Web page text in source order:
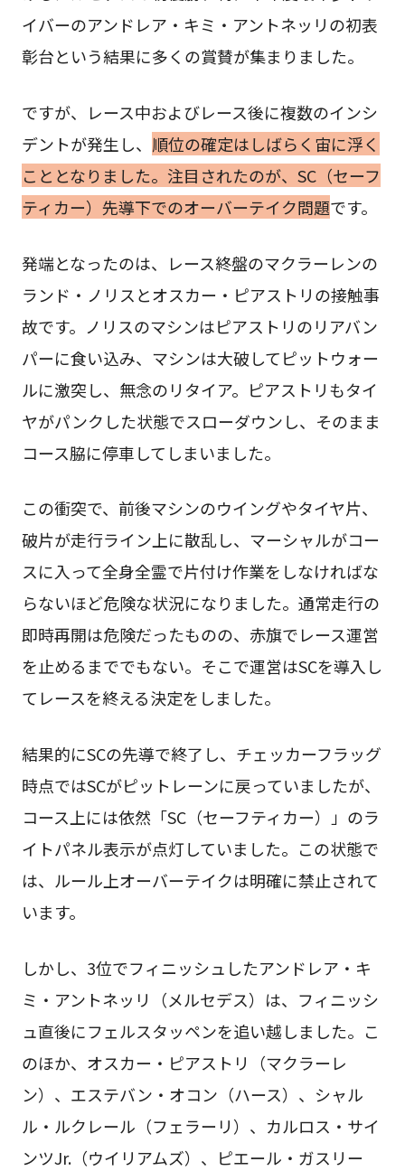
イバーのアンドレア・キミ・アントネッリの初表
彰台という結果に多くの賞賛が集まりました。
ですが、レース中およびレース後に複数のインシ
デントが発生し、 順位の確定はしばらく宙に浮く
こととなりました。注目されたのが、SC（セーフ
ティカー）先導下でのオーバーテイク問題です。
発端となったのは、レース終盤のマクラーレンの
ランド・ノリスとオスカー・ピアストリの接触事
故です。ノリスのマシンはピアストリのリアバン
パーに食い込み、マシンは大破してピットウォー
ルに激突し、無念のリタイア。ピアストリもタイ
ヤがパンクした状態でスローダウンし、そのまま
コース脇に停車してしまいました。
この衝突で、前後マシンのウイングやタイヤ片、
破片が走行ライン上に散乱し、マーシャルがコー
スに入って全身全霊で片付け作業をしなければな
らないほど危険な状況になりました。通常走行の
即時再開は危険だったものの、赤旗でレース運営
を止めるまででもない。そこで運営はSCを導入し
てレースを終える決定をしました。
結果的にSCの先導で終了し、チェッカーフラッグ
時点ではSCがピットレーンに戻っていましたが、
コース上には依然「SC（セーフティカー）」のラ
イトパネル表示が点灯していました。この状態で
は、ルール上オーバーテイクは明確に禁止されて
います。
しかし、3位でフィニッシュしたアンドレア・キ
ミ・アントネッリ（メルセデス）は、フィニッシ
ュ直後にフェルスタッペンを追い越しました。こ
のほか、オスカー・ピアストリ（マクラーレ
ン）、エステバン・オコン（ハース）、シャル
ル・ルクレール（フェラーリ）、カルロス・サイ
ンツJr.（ウイリアムズ）、ピエール・ガスリー